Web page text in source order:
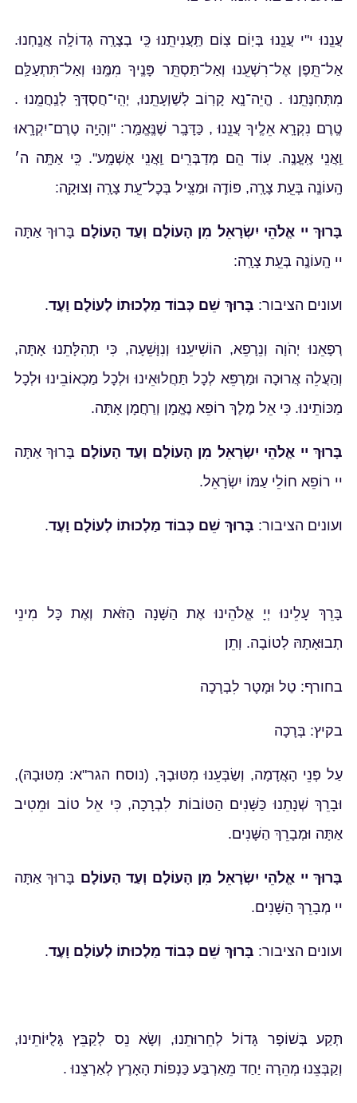
עֲנֵֽנוּ י"י עֲנֵֽנוּ בְּיֽוֹם צֽוֹם תַּֽעֲנִיתֵֽנוּ כִּֽי בְצָרָֽה גְדוֹלָֽה אֲנָֽחְנוּ.
אַל־תֵּֽפֶן אֶל־רִשְׁעֵֽנוּ וְאַל־תַּסְתֵּֽר פָּנֶֽיךָ מִמֶּֽנּוּ וְאַל־תִּתְעַלַּֽם
מִתְּחִנָּתֵֽנוּ . הֱיֵה־נָֽא קָרֽוֹב לְשַׁוְעָתֵֽנוּ, יְהִֽי־חֲסְדְּךָֽ לְנַֽחֲמֵֽנוּ .
טֶֽרֶם נִקְרָֽא אֵלֶֽיךָ עֲנֵֽנוּ , כַּדָּבָֽר שֶׁנֶּֽאֱמַֽר: "וְהָיָֽה טֶרֶם־יִקְרָֽאוּ
וַֽאֲנִֽי אֶֽעֱנֶֽה. עֽוֹד הֵֽם מְּדַבְּרִֽים וַֽאֲנִֽי אֶשְׁמָֽע". כִּֽי אַתָּֽה ה׳
הָֽעוֹנֶֽה בְּעֵֽת צָרָֽה, פּוֹדֶֽה וּמַצִּֽיל בְּכׇל־עֵֽת צָרָֽה וְצוּקָֽה:
בָּרוּךְ יי אֱלֹהֵי יִשְׂרָאֵל מִן הָעוֹלָם וְעַד הָעוֹלָם בָּרוּךְ אַתָּה
יי הָֽעוֹנֶֽה בְּעֵֽת צָרָֽה:
ועונים הציבור: בָּרוּךְ שֵׁם כְּבוֹד מַלְכוּתוֹ לְעוֹלָם וָעֶד.
רְפָאֵנוּ יְהֹוָה וְנֵרָפֵא, הוֹשִׁיעֵנוּ וְנִוָּשֵׁעָה, כִּי תְהִלָּתֵנוּ אָתָּה,
וְהַעֲלֵה אֲרוּכָה וּמַרְפֵּא לְכָל תַּחֲלוּאֵינוּ וּלְכָל מַכְאוֹבֵינוּ וּלְכָל
מַכּוֹתֵינוּ. כִּי אֵל מֶלֶךְ רוֹפֵא נֶאֱמָן וְרַחֲמָן אָתָּה.
בָּרוּךְ יי אֱלֹהֵי יִשְׂרָאֵל מִן הָעוֹלָם וְעַד הָעוֹלָם בָּרוּךְ אַתָּה
יי רוֹפֵא חוֹלֵי עַמּוֹ יִשְׂרָאֵל.
ועונים הציבור: בָּרוּךְ שֵׁם כְּבוֹד מַלְכוּתוֹ לְעוֹלָם וָעֶד.
בָּרֵךְ עָלֵינוּ יְיָ אֱלֹהֵינוּ אֶת הַשָּׁנָה הַזֹּאת וְאֶת כָּל מִינֵי
תְבוּאָתָהּ לְטוֹבָה. וְתֵן
בחורף: טַל וּמָטָר לִבְרָכָה
בקיץ: בְּרָכָה
עַל פְּנֵי הָאֲדָמָה, וְשַׂבְּעֵנוּ מִטּוּבֶךָ, (נוסח הגר"א: מִטּוּבָהּ),
וּבָרֵךְ שְׁנָתֵנוּ כַּשָּׁנִים הַטּוֹבוֹת לִבְרָכָה, כִּי אֵל טוֹב וּמֵטִיב
אַתָּה וּמְבָרֵךְ הַשָּׁנִים.
בָּרוּךְ יי אֱלֹהֵי יִשְׂרָאֵל מִן הָעוֹלָם וְעַד הָעוֹלָם בָּרוּךְ אַתָּה
יי מְבָרֵךְ הַשָּׁנִים.
ועונים הציבור: בָּרוּךְ שֵׁם כְּבוֹד מַלְכוּתוֹ לְעוֹלָם וָעֶד.
תְּקַע בְּשׁוֹפָר גָּדוֹל לְחֵרוּתֵנוּ, וְשָׂא נֵס לְקַבֵּץ גָּלֻיּוֹתֵינוּ,
וְקַבְּצֵנוּ מְהֵרָה יַחַד מֵאַרְבַּע כַּנְפוֹת הָאָרֶץ לְאַרְצֵנוּ .